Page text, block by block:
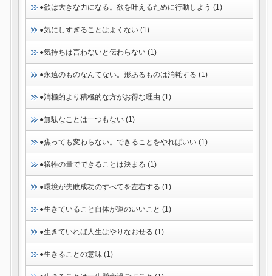
●欲は大きな力になる。欲を叶えるために行動しよう (1)
●気にしすぎることはよくない (1)
●気持ちは言わないと伝わらない (1)
●永遠のものなんてない。形あるものは消耗する (1)
●消極的より積極的な方がお得な理由 (1)
●無駄なことは一つもない (1)
●焦っても変わらない。できることをやればいい (1)
●犠牲の量でできることは決まる (1)
●環境が失敗成功のすべてを左右する (1)
●生きていること自体が運のいいこと (1)
●生きていれば人生はやりなおせる (1)
●生きることの意味 (1)